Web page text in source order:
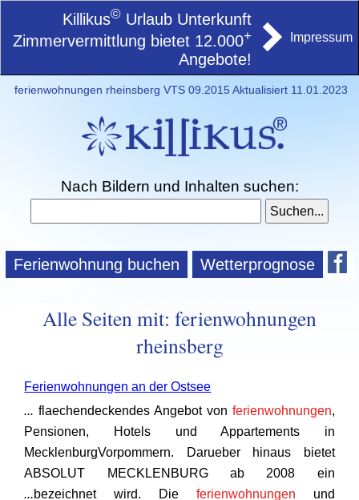
Killikus© Urlaub Unterkunft
Zimmervermittlung bietet 12.000+
Angebote!
Impressum
ferienwohnungen rheinsberg VTS 09.2015 Aktualisiert 11.01.2023
Nach Bildern und Inhalten suchen:
Ferienwohnung buchen Wetterprognose
Alle Seiten mit: ferienwohnungen
rheinsberg
Ferienwohnungen an der Ostsee
...flaechendeckendes Angebot von ferienwohnungen,
Pensionen, Hotels und Appartements in
MecklenburgVorpommern. Darueber hinaus bietet
ABSOLUT MECKLENBURG ab 2008 ein
...bezeichnet wird. Die ferienwohnungen und